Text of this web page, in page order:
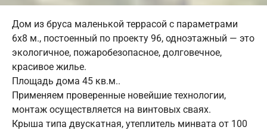
Дом из бруса маленькой террасой с параметрами
6х8 м., постоенный по проекту 96, одноэтажный — это
экологичное, пожаробезопасное, долговечное,
красивое жилье.
Площадь дома 45 кв.м..
Применяем проверенные новейшие технологии,
монтаж осуществляется на винтовых сваях.
Крыша типа двускатная, утеплитель минвата от 100